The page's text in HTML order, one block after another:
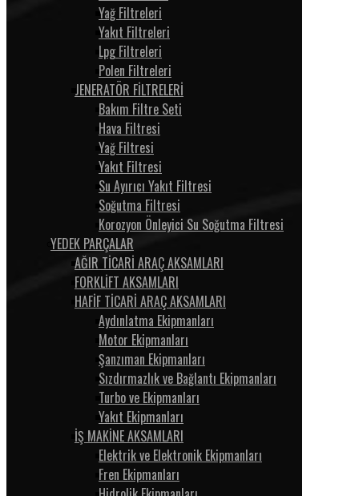
Yağ Filtreleri
Yakıt Filtreleri
Lpg Filtreleri
Polen Filtreleri
JENERATÖR FİLTRELERİ
Bakım Filtre Seti
Hava Filtresi
Yağ Filtresi
Yakıt Filtresi
Su Ayırıcı Yakıt Filtresi
Soğutma Filtresi
Korozyon Önleyici Su Soğutma Filtresi
YEDEK PARÇALAR
AĞIR TİCARİ ARAÇ AKSAMLARI
FORKLİFT AKSAMLARI
HAFİF TİCARİ ARAÇ AKSAMLARI
Aydınlatma Ekipmanları
Motor Ekipmanları
Şanzıman Ekipmanları
Sızdırmazlık ve Bağlantı Ekipmanları
Turbo ve Ekipmanları
Yakıt Ekipmanları
İŞ MAKİNE AKSAMLARI
Elektrik ve Elektronik Ekipmanları
Fren Ekipmanları